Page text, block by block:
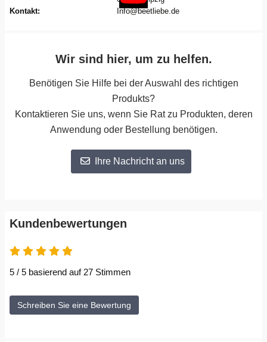
Kontakt:
Info@beetliebe.de
Wir sind hier, um zu helfen.
Benötigen Sie Hilfe bei der Auswahl des richtigen
Produkts?
Kontaktieren Sie uns, wenn Sie Rat zu Produkten, deren
Anwendung oder Bestellung benötigen.
Ihre Nachricht an uns
Kundenbewertungen
5 von 5
5 / 5 basierend auf 27 Stimmen
Schreiben Sie eine Bewertung